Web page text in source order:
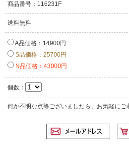
商品番号：116231F
送料無料
A品価格：14900円
S品価格：25700円
N品価格：43000円
個数：
何か不明な点等ございましたら、お気軽にご